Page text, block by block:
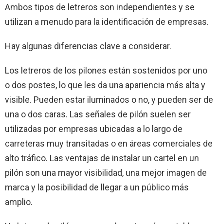
Ambos tipos de letreros son independientes y se
utilizan a menudo para la identificación de empresas.
Hay algunas diferencias clave a considerar.
Los letreros de los pilones están sostenidos por uno
o dos postes, lo que les da una apariencia más alta y
visible. Pueden estar iluminados o no, y pueden ser de
una o dos caras. Las señales de pilón suelen ser
utilizadas por empresas ubicadas a lo largo de
carreteras muy transitadas o en áreas comerciales de
alto tráfico. Las ventajas de instalar un cartel en un
pilón son una mayor visibilidad, una mejor imagen de
marca y la posibilidad de llegar a un público más
amplio.